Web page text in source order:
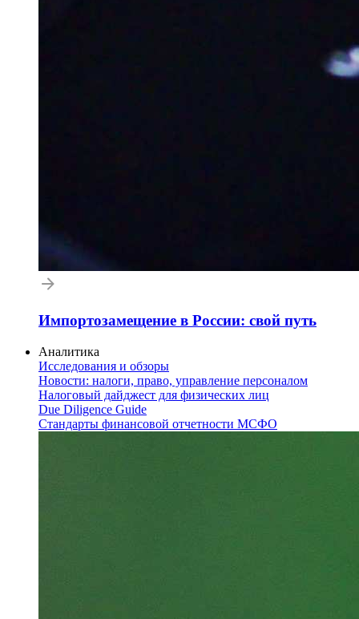
Импортозамещение в России: свой путь
Аналитика
Исследования и обзоры
Новости: налоги, право, управление персоналом
Налоговый дайджест для физических лиц
Due Diligence Guide
Стандарты финансовой отчетности МСФО